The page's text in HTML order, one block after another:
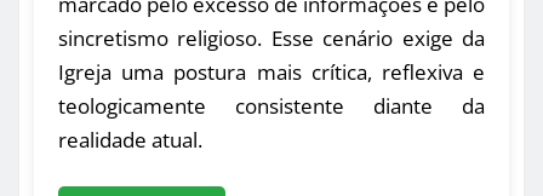
sincretismo religioso. Esse cenário exige da
Igreja uma postura mais crítica, reflexiva e
teologicamente consistente diante da
realidade atual.